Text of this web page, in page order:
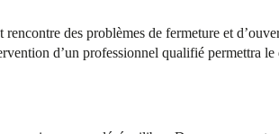
des problèmes de fermeture et
d’un professionnel qualifié permettra le